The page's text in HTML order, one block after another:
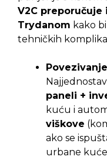
V2C preporučuje
Trydanom kako
tehničkih
paneli +
kuću i
viškove
ako se
urbane